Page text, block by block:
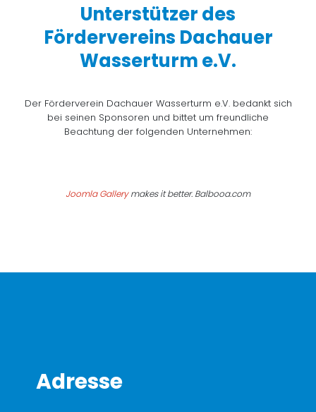
Unterstützer des
Fördervereins Dachauer
Wasserturm e.V.
Der Förderverein Dachauer Wasserturm e.V. bedankt sich
bei seinen Sponsoren und bittet um freundliche
Beachtung der folgenden Unternehmen:
Joomla Gallerymakes it better. Balbooa.com
Adresse